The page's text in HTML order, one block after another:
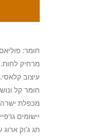
חומר:
מרחיק לחות.
עיצוב קלאסי.
חומר קל
מכפלת
יישומים
תג ג'וק